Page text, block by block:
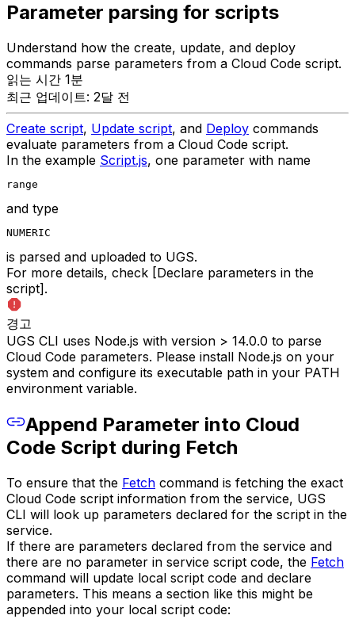
Parameter parsing for scripts
Understand how the create, update, and deploy
commands parse parameters from a Cloud Code script.
읽는 시간 1분
최근 업데이트: 2달 전
Create script, Update script, and Deploy commands
evaluate parameters from a Cloud Code script.
In the example Script.js, one parameter with name
range
and type
NUMERIC
is parsed and uploaded to UGS.
For more details, check [Declare parameters in the
script].
경고
UGS CLI uses Node.js with version > 14.0.0 to parse
Cloud Code parameters. Please install Node.js on your
system and configure its executable path in your PATH
environment variable.
Append Parameter into Cloud
Code Script during Fetch
To ensure that the Fetch command is fetching the exact
Cloud Code script information from the service, UGS
CLI will look up parameters declared for the script in the
service.
If there are parameters declared from the service and
there are no parameter in service script code, the Fetch
command will update local script code and declare
parameters. This means a section like this might be
appended into your local script code: